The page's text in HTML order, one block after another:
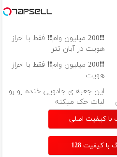
❗❗200 میلیون وام❗❗ فقط با احراز
هویت در آبان تتر
❗❗200 میلیون وام❗❗ فقط با احراز
هویت
این جعبه ی جادویی خنده رو رو
لبات حک میکنه
خرید40%تخفیف
با کیفیت اصلی
با کیفیت 128